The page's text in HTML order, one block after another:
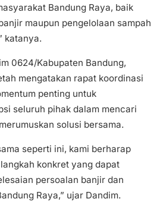
Bandung Raya, baik
maupun pengelolaan sampah
katanya.
0624/Kabupaten Bandung,
mengatakan rapat koordinasi
penting untuk
seluruh pihak dalam mencari
solusi bersama.
seperti ini, kami berharap
konkret yang dapat
persoalan banjir dan
Raya,” ujar Dandim.